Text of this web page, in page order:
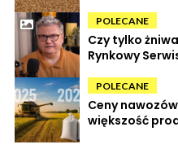
POLECANE
Czy tylko
Rynkowy
POLECANE
Ceny
większość